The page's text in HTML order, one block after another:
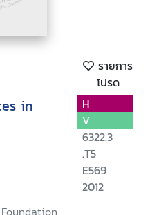
รายการ
โปรด
in
H
V
6322.3
.T5
E569
2012